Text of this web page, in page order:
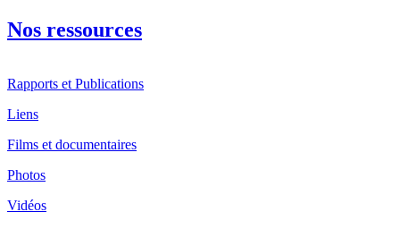
Nos ressources
Rapports et Publications
Liens
Films et documentaires
Photos
Vidéos